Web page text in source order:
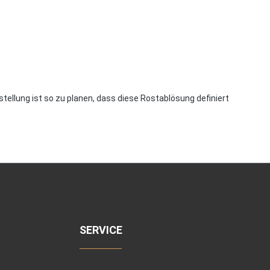
ist so zu planen, dass diese Rostablösung definiert
SERVICE